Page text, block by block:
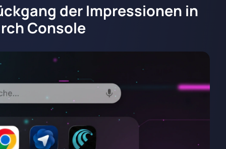
der Impressionen in
Console